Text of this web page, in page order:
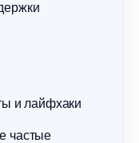
и лайфхаки
частые